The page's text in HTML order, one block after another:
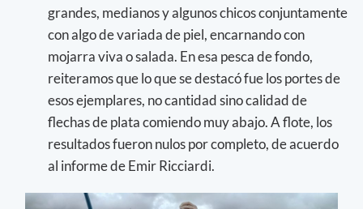
grandes, medianos y algunos chicos conjuntamente
con algo de variada de piel, encarnando con
mojarra viva o salada. En esa pesca de fondo,
reiteramos que lo que se destacó fue los portes de
esos ejemplares, no cantidad sino calidad de
flechas de plata comiendo muy abajo. A flote, los
resultados fueron nulos por completo, de acuerdo
al informe de Emir Ricciardi.